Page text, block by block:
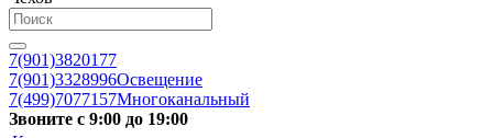
7(901)3820177
7(901)3328996Освещение
7(499)7077157Многоканальный
Звоните с 9:00 до 19:00